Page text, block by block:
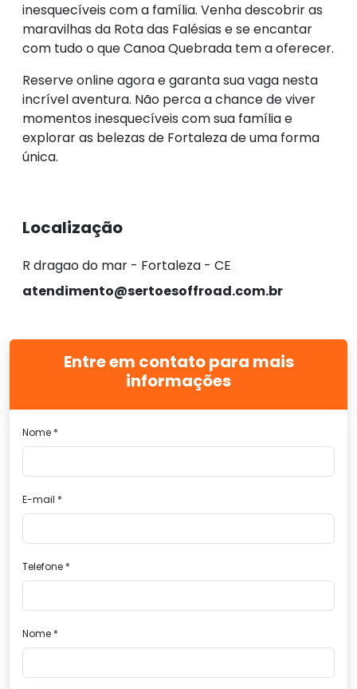
inesquecíveis com a família. Venha descobrir as
maravilhas da Rota das Falésias e se encantar
com tudo o que Canoa Quebrada tem a oferecer.
Reserve online agora e garanta sua vaga nesta
incrível aventura. Não perca a chance de viver
momentos inesquecíveis com sua família e
explorar as belezas de Fortaleza de uma forma
única.
Localização
R dragao do mar - Fortaleza - CE
atendimento@sertoesoffroad.com.br
Entre em contato para mais
informações
Nome *
E-mail *
Telefone *
Nome *